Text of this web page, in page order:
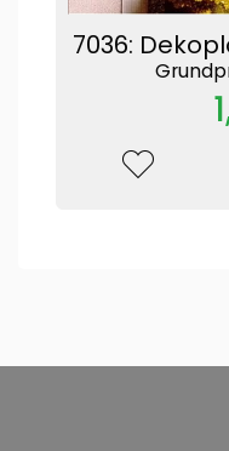
7036: